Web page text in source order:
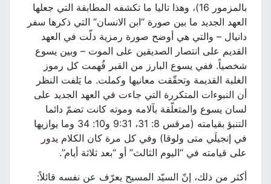
بالمزمور 16)، وهذا تاليا ما تكشفه المطابقة التي جعلها
العهد الجديد ما بين صورة “ابن الانسان” التي ذكرها سفر
دانيال – والتي هي أوضح صورة رمزية دلّت في العهد
القديم على انتصار الصديقين على الموت – وبين يسوع
شخصياً. ففي يسوع البارز من القبر فُهمت كل رموز
الغلبة القديمة وتحقّقت معانيها وكملت. ما يَلفت النظر
أن النبوءات المتكررة التي جاءت في العهد الجديد على
لسان يسوع والمتعلّقة بآلامه وموته كانت تضمّ دائما
التنبؤ بقيامته (مرقس 8: 31، 9:31 و10: 34 وما يوازيها
في إنجيلَي متى ولوقا) وفي كل مرة كان الكلام يدور
على قيامته في “اليوم الثالث” أو “بعد ثلاثة أيام”.
أكثر من ذلك، إنّ السيّد المسيح يعرّف عن نفسه قائلاً: